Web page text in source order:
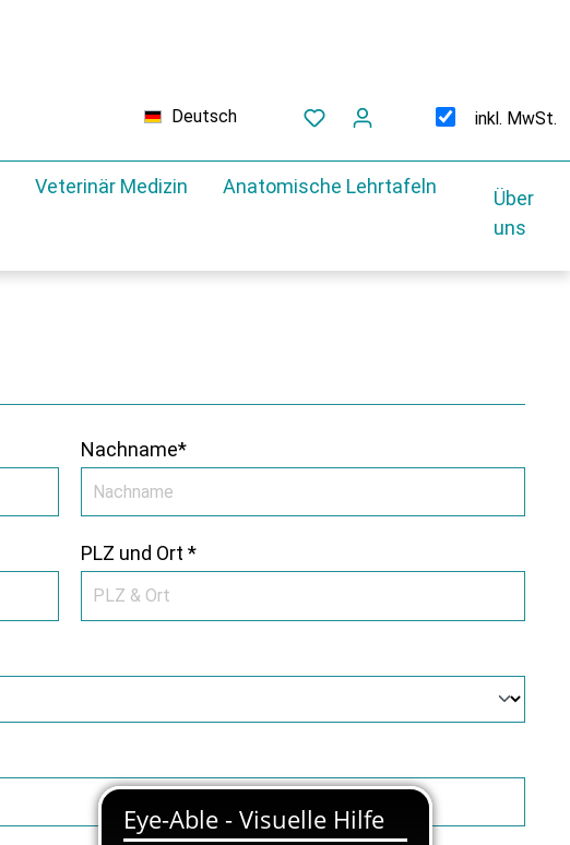
Deutsch inkl. MwSt.
Veterinär Medizin Anatomische Lehrtafeln
Über
uns
Nachname*
PLZ und Ort *